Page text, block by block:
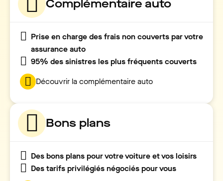
Complémentaire auto
Prise en charge des frais non couverts par votre
assurance auto
95% des sinistres les plus fréquents couverts
Découvrir la complémentaire auto
Bons plans
Des bons plans pour votre voiture et vos loisirs
Des tarifs privilégiés négociés pour vous